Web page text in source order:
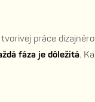
práce
fáza je dôležitá.